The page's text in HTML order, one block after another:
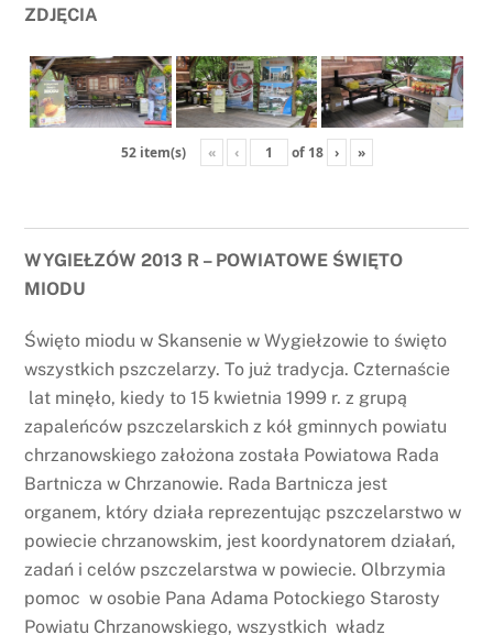
ZDJĘCIA
52 item(s) « ‹ of 18 › »
WYGIEŁZÓW 2013 R – POWIATOWE ŚWIĘTO
MIODU
Święto miodu w Skansenie w Wygiełzowie to święto
wszystkich pszczelarzy. To już tradycja. Czternaście
lat minęło, kiedy to 15 kwietnia 1999 r. z grupą
zapaleńców pszczelarskich z kół gminnych powiatu
chrzanowskiego założona została Powiatowa Rada
Bartnicza w Chrzanowie. Rada Bartnicza jest
organem, który działa reprezentując pszczelarstwo w
powiecie chrzanowskim, jest koordynatorem działań,
zadań i celów pszczelarstwa w powiecie. Olbrzymia
pomoc w osobie Pana Adama Potockiego Starosty
Powiatu Chrzanowskiego, wszystkich władz